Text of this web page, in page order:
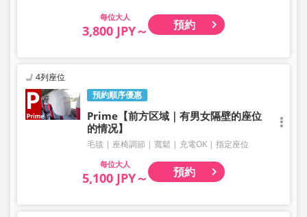
大人
3,800 JPY～ 預約
預約順序優惠
4列座位
Prime【前方区域｜有男女隔壁的座位
的情况】
毛毯 座椅調節 寬鬆 充電OK 指定座位
大人
5,100 JPY～ 預約